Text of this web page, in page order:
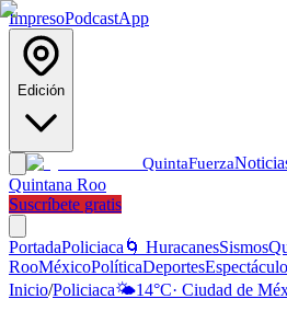
ImpresoPodcastApp
Edición
QuintaFuerza
Quintana Roo
Suscríbete gratis
PortadaPoliciaca 🌀 HuracanesSismos
RooMéxicoPolíticaDeportes
Inicio/Policiaca🌤️14°C· Ciudad de